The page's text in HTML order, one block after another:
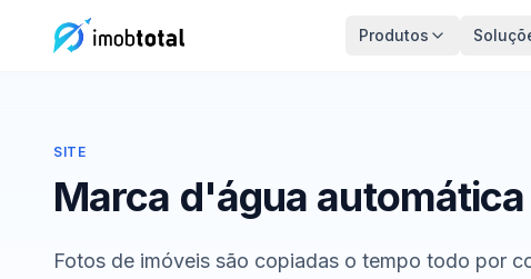
Produtos
SITE
Marca d'água
Fotos de imóveis são copiadas o tempo todo por